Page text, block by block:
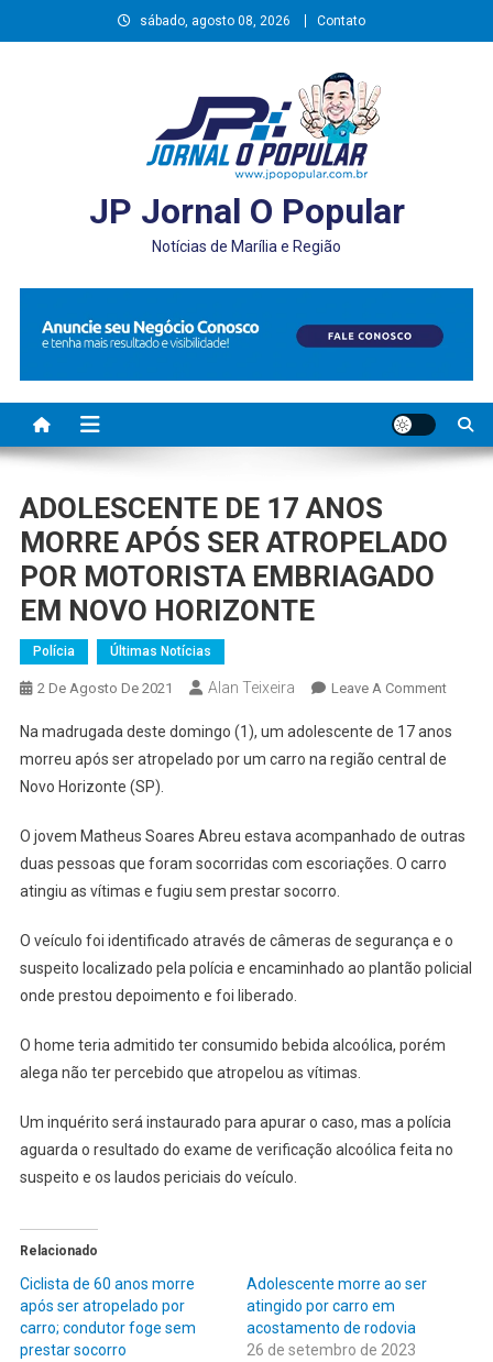
to
sábado, agosto 08, 2026 Contato
JP Jornal O Popular
Notícias de Marília e Região
ADOLESCENTE DE 17 ANOS
MORRE APÓS SER ATROPELADO
POR MOTORISTA EMBRIAGADO
EM NOVO HORIZONTE
Polícia Últimas Notícias
2 De Agosto De 2021 Alan Teixeira Leave A CommentOn
DE
17
APÓS
SER
Na madrugada deste domingo (1), um adolescente de 17 anos
morreu após ser atropelado por um carro na região central de
Novo Horizonte (SP).
O jovem Matheus Soares Abreu estava acompanhado de outras
duas pessoas que foram socorridas com escoriações. O carro
atingiu as vítimas e fugiu sem prestar socorro.
O veículo foi identificado através de câmeras de segurança e o
suspeito localizado pela polícia e encaminhado ao plantão policial
onde prestou depoimento e foi liberado.
O home teria admitido ter consumido bebida alcoólica, porém
alega não ter percebido que atropelou as vítimas.
Um inquérito será instaurado para apurar o caso, mas a polícia
aguarda o resultado do exame de verificação alcoólica feita no
suspeito e os laudos periciais do veículo.
Relacionado
Ciclista de 60 anos morre
após ser atropelado por
carro; condutor foge sem
prestar socorro
Adolescente morre ao ser
atingido por carro em
acostamento de rodovia
26 de setembro de 2023